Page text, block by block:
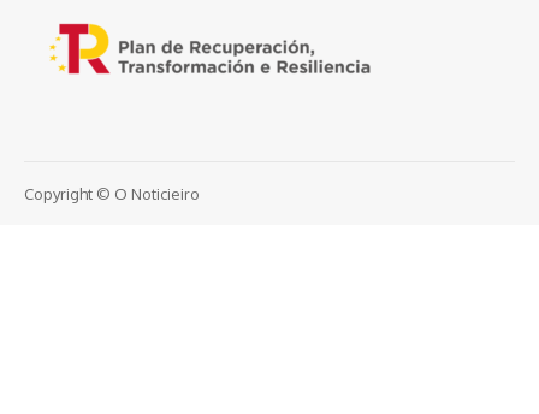
Copyright © O Noticieiro